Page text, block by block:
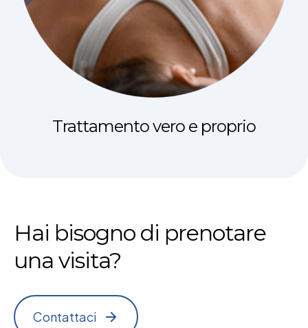
Trattamento vero e proprio
Hai bisogno di prenotare
una visita?
Contattaci